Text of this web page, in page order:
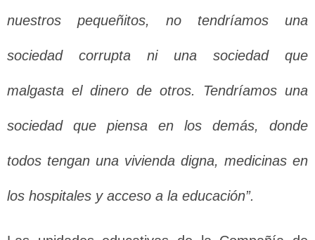
nuestros pequeñitos, no tendríamos una
sociedad corrupta ni una sociedad que
malgasta el dinero de otros. Tendríamos una
sociedad que piensa en los demás, donde
todos tengan una vivienda digna, medicinas en
los hospitales y acceso a la educación”.